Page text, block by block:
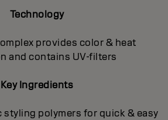
Technology
provides color & heat
and contains UV-filters
Key Ingredients
polymers for quick & easy